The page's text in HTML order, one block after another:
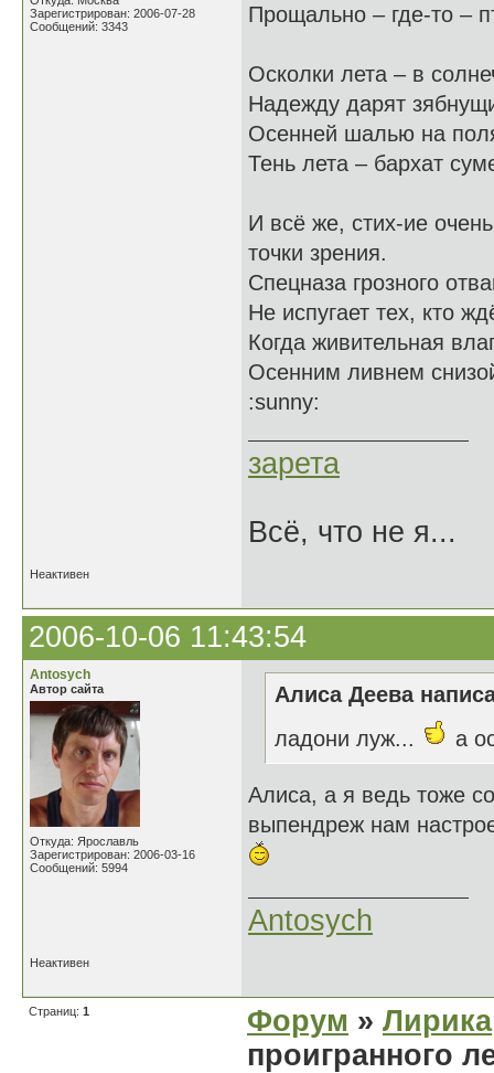
Зарегистрирован: 2006-07-28
Сообщений: 3343
Прощально – где-то –
Осколки лета – в
Надежду дарят
Осенней шалью на
Тень лета – бархат
И всё же, стих-ие
точки зрения.
Спецназа грозного
Не испугает тех, кто
Когда живительная
Осенним ливнем
:sunny:
зарета
Всё, что не я...
Неактивен
2006-10-06 11:43:54
Antosych
Автор сайта
Откуда: Ярославль
Зарегистрирован: 2006-03-16
Сообщений: 5994
Алиса Деева
ладони луж...
а
Алиса, а я ведь тоже
выпендреж нам
Antosych
Неактивен
Страниц: 1 Форум » Лирика
проигранного